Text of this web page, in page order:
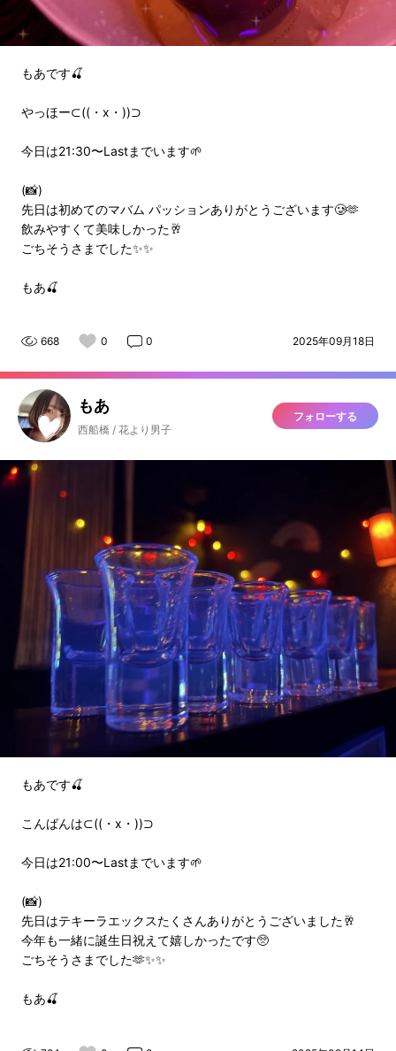
もあです🍒
やっほー⊂((・x・))⊃
今日は21:30〜Lastまでいます🌱
(📸)
先日は初めてのマバム パッションありがとうございます🥲🫶
飲みやすくて美味しかった🥂
ごちそうさまでした✨✨
もあ🍒
668 0 0 2025年09月18日
もあ
西船橋 / 花より男子
フォローする
もあです🍒
こんばんは⊂((・x・))⊃
今日は21:00〜Lastまでいます🌱
(📸)
先日はテキーラエックスたくさんありがとうございました🥂
今年も一緒に誕生日祝えて嬉しかったです🥺
ごちそうさまでした🫶✨✨
もあ🍒